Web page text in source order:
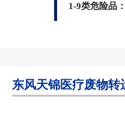
1-9类危险品：
东风天锦医疗废物转